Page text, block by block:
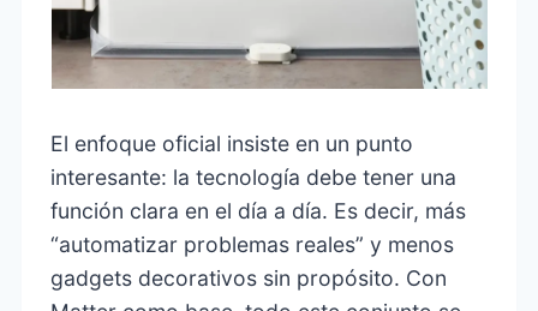
El enfoque oficial insiste en un punto
interesante: la tecnología debe tener una
función clara en el día a día. Es decir, más
“automatizar problemas reales” y menos
gadgets decorativos sin propósito. Con